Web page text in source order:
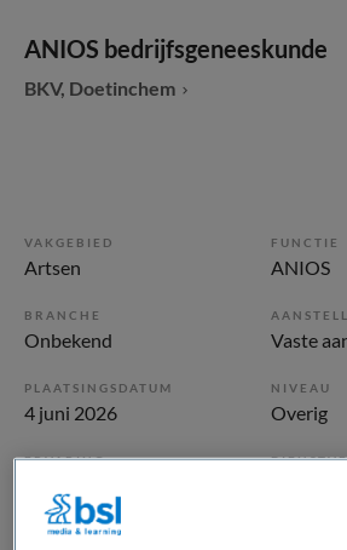
ANIOS bedrijfsgeneeskunde
BKV, Doetinchem
VAKGEBIED
Artsen
FUNCTIE
ANIOS
BRANCHE
Onbekend Vaste
PLAATSINGSDATUM
4 juni 2026
NIVEAU
Overig
ERVARING